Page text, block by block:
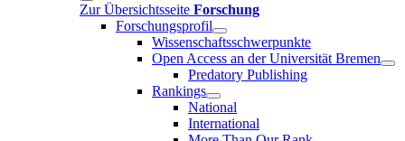
Zur Übersichtsseite Forschung
Forschungsprofil
Wissenschaftsschwerpunkte
Open Access an der Universität Bremen
Predatory Publishing
Rankings
National
International